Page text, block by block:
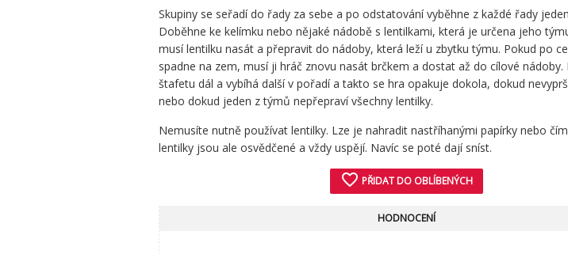
Skupiny se seřadí do řady za sebe a po odstatování vyběhne z každé řady
Doběhne ke kelímku nebo nějaké nádobě s lentilkami, která je určena jeho
musí lentilku nasát a přepravit do nádoby, která leží u zbytku týmu. Pokud po
spadne na zem, musí ji hráč znovu nasát brčkem a dostat až do cílové nádoby.
štafetu dál a vybíhá další v pořadí a takto se hra opakuje dokola, dokud
nebo dokud jeden z týmů nepřepraví všechny lentilky.
Nemusíte nutně používat lentilky. Lze je nahradit nastříhanými papírky nebo
lentilky jsou ale osvědčené a vždy uspějí. Navíc se poté dají sníst.
favorite_border PŘIDAT DO OBLÍBENÝCH
HODNOCENÍ